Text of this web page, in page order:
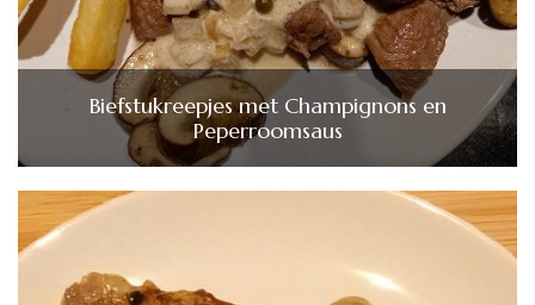
Biefstukreepjes met Champignons en
Peperroomsaus